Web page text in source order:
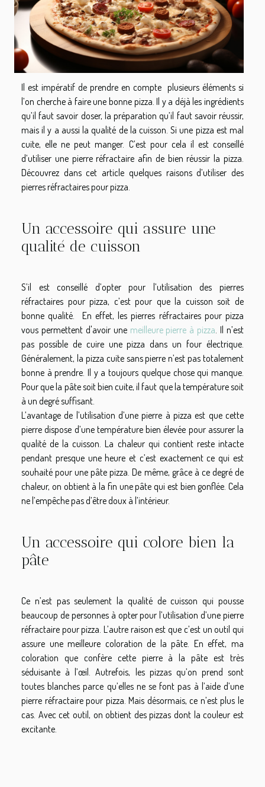
Il est impératif de prendre en compte plusieurs éléments si
l’on cherche à faire une bonne pizza. Il y a déjà les ingrédients
qu’il faut savoir doser, la préparation qu’il faut savoir réussir,
mais il y a aussi la qualité de la cuisson. Si une pizza est mal
cuite, elle ne peut manger. C’est pour cela il est conseillé
d’utiliser une pierre réfractaire afin de bien réussir la pizza.
Découvrez dans cet article quelques raisons d’utiliser des
pierres réfractaires pour pizza.
Un accessoire qui assure une
qualité de cuisson
S’il est conseillé d’opter pour l’utilisation des pierres
réfractaires pour pizza, c’est pour que la cuisson soit de
bonne qualité. En effet, les pierres réfractaires pour pizza
vous permettent d'avoir une meilleure pierre à pizza . Il n’est
pas possible de cuire une pizza dans un four électrique.
Généralement, la pizza cuite sans pierre n’est pas totalement
bonne à prendre. Il y a toujours quelque chose qui manque.
Pour que la pâte soit bien cuite, il faut que la température soit
à un degré suffisant.
L’avantage de l’utilisation d’une pierre à pizza est que cette
pierre dispose d’une température bien élevée pour assurer la
qualité de la cuisson. La chaleur qui contient reste intacte
pendant presque une heure et c’est exactement ce qui est
souhaité pour une pâte pizza. De même, grâce à ce degré de
chaleur, on obtient à la fin une pâte qui est bien gonflée. Cela
ne l’empêche pas d’être doux à l’intérieur.
Un accessoire qui colore bien la
pâte
Ce n’est pas seulement la qualité de cuisson qui pousse
beaucoup de personnes à opter pour l’utilisation d’une pierre
réfractaire pour pizza. L’autre raison est que c’est un outil qui
assure une meilleure coloration de la pâte. En effet, ma
coloration que confère cette pierre à la pâte est très
séduisante à l’œil. Autrefois, les pizzas qu’on prend sont
toutes blanches parce qu’elles ne se font pas à l’aide d’une
pierre réfractaire pour pizza. Mais désormais, ce n’est plus le
cas. Avec cet outil, on obtient des pizzas dont la couleur est
excitante.